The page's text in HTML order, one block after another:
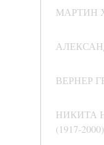
МАРТИН
ВЕРНЕР
НИКИТА
(1917-2000)